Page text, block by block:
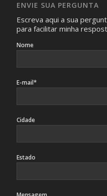
identificação da pessoa
ENVIE SUA PERGUNTA
Escreva aqui a sua
para facilitar minha
Nome
E-mail*
Cidade
Estado